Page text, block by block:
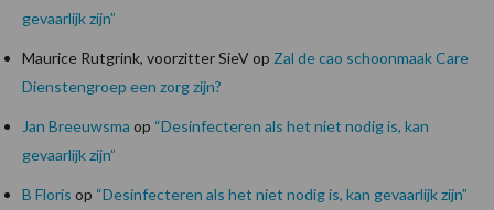
gevaarlijk zijn”
Maurice Rutgrink, voorzitter SieVop Zal de cao schoonmaak Care
Dienstengroep een zorg zijn?
Jan Breeuwsma op “Desinfecteren als het niet nodig is, kan
gevaarlijk zijn”
B Floris op “Desinfecteren als het niet nodig is, kan gevaarlijk zijn”